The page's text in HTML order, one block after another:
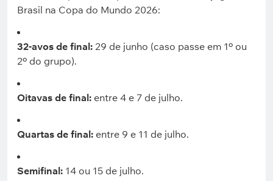
Brasil na Copa do Mundo 2026:
32-avos de final: 29 de junho (caso passe em 1º ou
2º do grupo).
Oitavas de final: entre 4 e 7 de julho.
Quartas de final: entre 9 e 11 de julho.
Semifinal: 14 ou 15 de julho.